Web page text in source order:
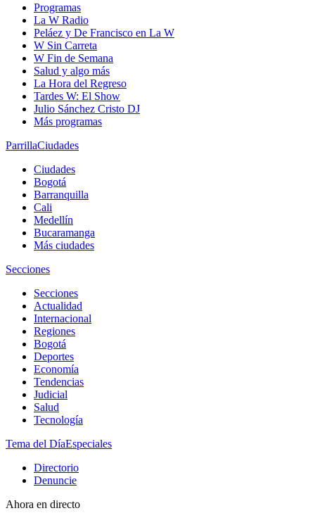
Programas
La W Radio
Peláez y De Francisco en La W
W Sin Carreta
W Fin de Semana
Salud y algo más
La Hora del Regreso
Tardes W: El Show
Julio Sánchez Cristo DJ
Más programas
ParrillaCiudades
Ciudades
Bogotá
Barranquilla
Cali
Medellín
Bucaramanga
Más ciudades
Secciones
Secciones
Actualidad
Internacional
Regiones
Bogotá
Deportes
Economía
Tendencias
Judicial
Salud
Tecnología
Tema del DíaEspeciales
Directorio
Denuncie
Ahora en directo